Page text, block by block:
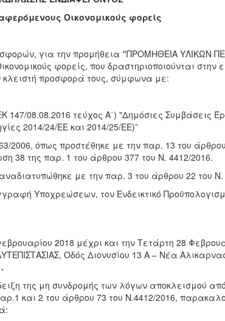
Οικονομικούς φορείς
για την προμήθεια “ΠΡΟΜΗΘΕΙΑ ΥΛΙΚΩΝ
φορείς, που δραστηριοποιούνται στην
προσφορά τους, σύμφωνα με:
147/08.08.2016 τεύχος Α΄) "Δημόσιες Συμβάσεις
2014/24/ΕΕ και 2014/25/ΕΕ)”
2006, όπως προστέθηκε με την παρ. 13 του
38 της παρ. 1 του άρθρου 377 του Ν. 4412/2016.
με την παρ. 3 του άρθρου 22 του Ν.
Υποχρεώσεων, τον Ενδεικτικό
2018 μέχρι και την Τετάρτη 28
Οδός Διονυσίου 13 Α – Νέα
της μη συνδρομής των λόγων αποκλεισμού από
και 2 του άρθρου 73 του Ν.4412/2016,